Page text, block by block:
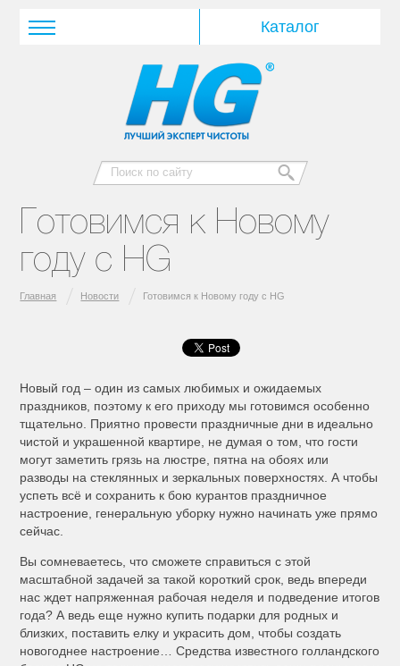
Готовимся к Новому
году с HG
Главная Новости Готовимся к Новому году с HG
Новый год – один из самых любимых и ожидаемых
праздников, поэтому к его приходу мы готовимся особенно
тщательно. Приятно провести праздничные дни в идеально
чистой и украшенной квартире, не думая о том, что гости
могут заметить грязь на люстре, пятна на обоях или
разводы на стеклянных и зеркальных поверхностях. А чтобы
успеть всё и сохранить к бою курантов праздничное
настроение, генеральную уборку нужно начинать уже прямо
сейчас.
Вы сомневаетесь, что сможете справиться с этой
масштабной задачей за такой короткий срок, ведь впереди
нас ждет напряженная рабочая неделя и подведение итогов
года? А ведь еще нужно купить подарки для родных и
близких, поставить елку и украсить дом, чтобы создать
новогоднее настроение… Средства известного голландского